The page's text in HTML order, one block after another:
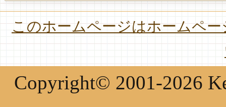
このホームページはホームペ
Copyright© 2001-2026